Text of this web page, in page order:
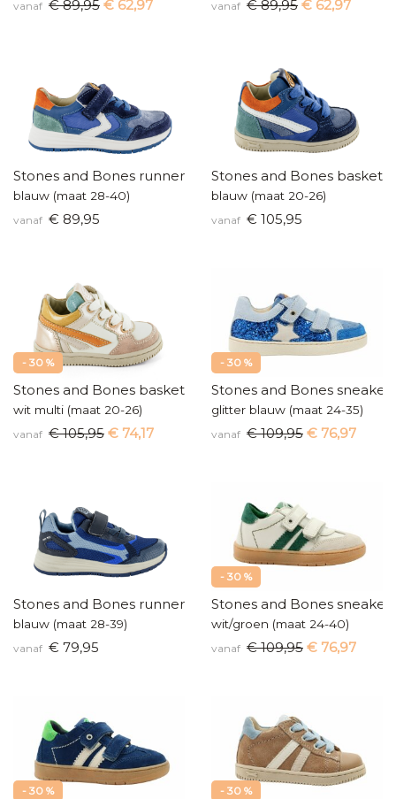
vanaf € 89,95 € 62,97 vanaf € 89,95 € 62,97
Stones and Bones runners
blauw (maat 28-40)
vanaf € 89,95
Stones and Bones
blauw (maat 20-26)
vanaf € 105,95
- 30 %
Stones and Bones baskettertje
wit multi (maat 20-26)
vanaf € 105,95 € 74,17
- 30 %
Stones and Bones sneaker
glitter blauw (maat 24-35)
vanaf € 109,95 € 76,97
Stones and Bones runners
blauw (maat 28-39)
vanaf € 79,95
- 30 %
Stones and Bones sneakers
wit/groen (maat 24-40)
vanaf € 109,95 € 76,97
- 30 % - 30 %